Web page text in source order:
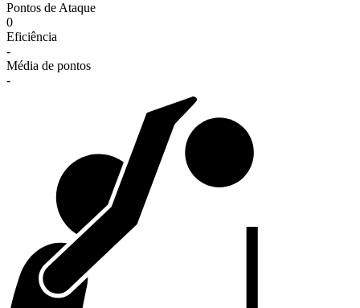
Pontos de Ataque
0
Eficiência
-
Média de pontos
-